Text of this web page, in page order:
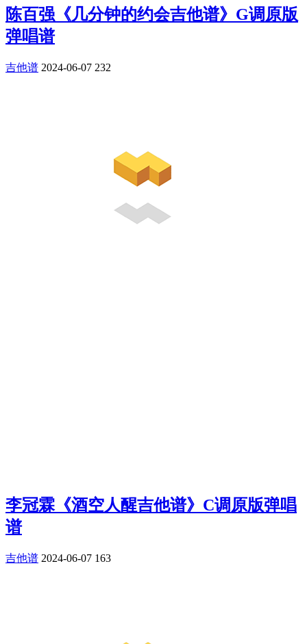
陈百强《几分钟的约会吉他谱》G调原版
弹唱谱
吉他谱 2024-06-07 232
李冠霖《酒空人醒吉他谱》C调原版弹唱
谱
吉他谱 2024-06-07 163